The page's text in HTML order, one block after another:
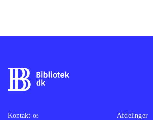
Kontakt os
Afdelinger